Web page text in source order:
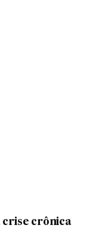
crise crônica